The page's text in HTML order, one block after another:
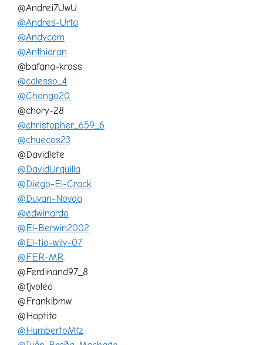
@Andrei7UwU
@Andres-Urta
@Andycom
@Anthioran
@bafana-kross
@calesso_4
@Chongo20
@chory-28
@christopher_659_6
@chuecos23
@Davidlete
@DavidUrquilla
@Diego-El-Crack
@Duvan-Novoa
@edwinardo
@El-Berwin2002
@El-tio-wily-07
@FER-MR.
@Ferdinand97_8
@fjvolea
@Frankibmw
@Haptito
@HumbertoMtz